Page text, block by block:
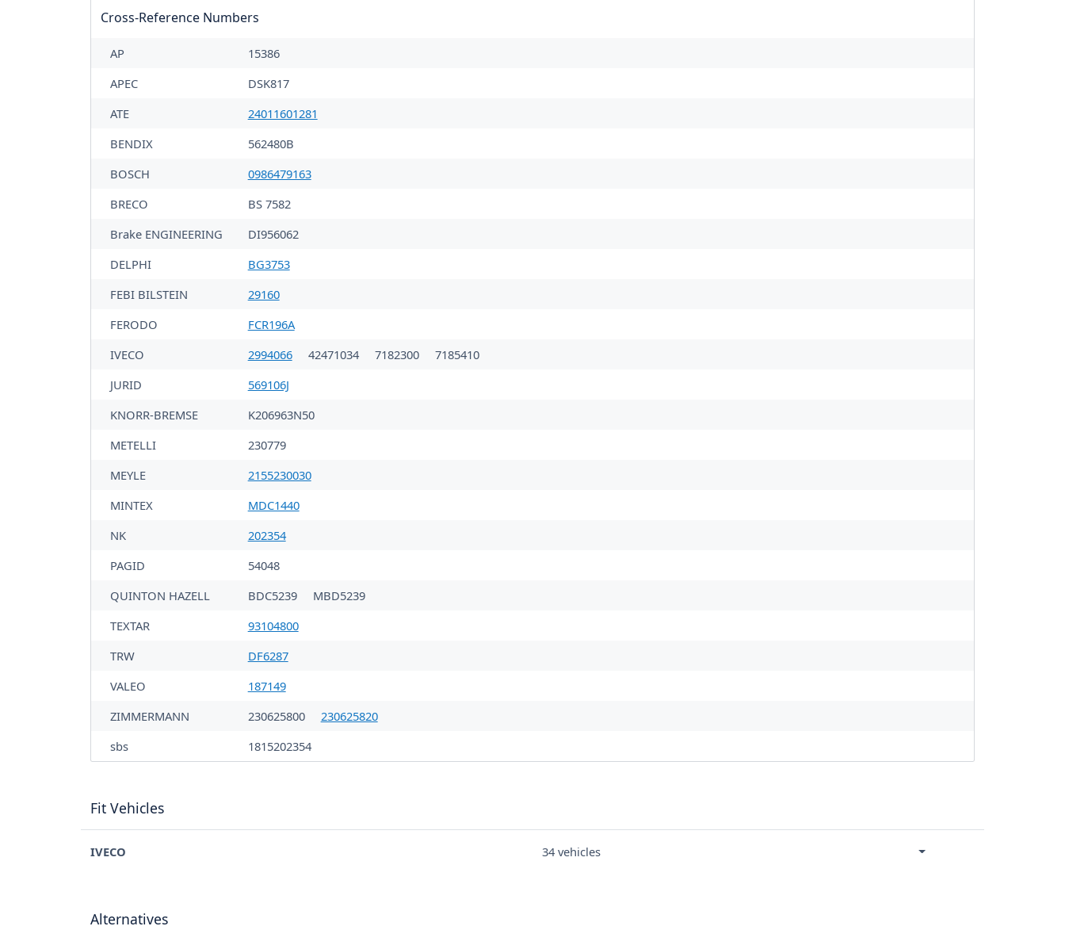
Cross-Reference Numbers
AP
15386
APEC
DSK817
ATE
24011601281
BENDIX
562480B
BOSCH
0986479163
BRECO
BS 7582
Brake ENGINEERING
DI956062
DELPHI
BG3753
FEBI BILSTEIN
29160
FERODO
FCR196A
IVECO
2994066 42471034 7182300
7185410
JURID
569106J
KNORR-BREMSE
K206963N50
METELLI
230779
MEYLE
2155230030
MINTEX
MDC1440
NK
202354
PAGID
54048
QUINTON HAZELL
BDC5239
MBD5239
TEXTAR
93104800
TRW
DF6287
VALEO
187149
ZIMMERMANN
230625800
230625820
sbs
1815202354
Fit Vehicles
IVECO 34 vehicles
Alternatives